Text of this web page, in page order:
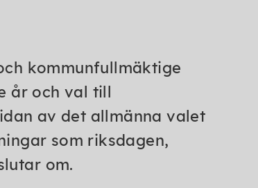
kommunfullmäktige
år och val till
av det allmänna valet
som riksdagen,
om.